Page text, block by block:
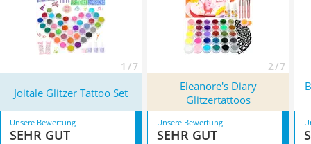
1 / 7 2 / 7
Joitale Glitzer Tattoo Set
Eleanore's Diary
Glitzertattoos
Unsere Bewertung
SEHR GUT
Unsere Bewertung
SEHR GUT